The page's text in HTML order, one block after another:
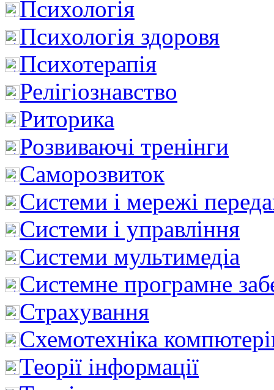
Психологія
Психологія здоровя
Психотерапія
Релігіознавство
Риторика
Розвиваючі тренінги
Саморозвиток
Системи і мережі
Системи і управління
Системи мультимедіа
Системне програмне
Страхування
Схемотехніка
Теорії інформації